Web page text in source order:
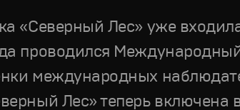
«Северный Лес» уже
проводился
международных
Лес» теперь